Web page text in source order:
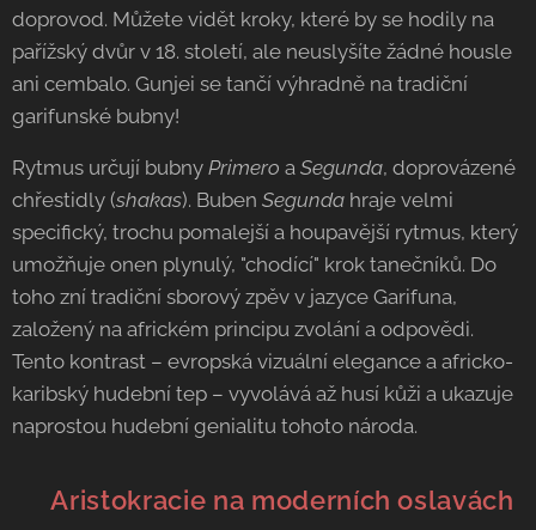
doprovod. Můžete vidět kroky, které by se hodily na
pařížský dvůr v 18. století, ale neuslyšíte žádné housle
ani cembalo. Gunjei se tančí výhradně na tradiční
garifunské bubny!
Rytmus určují bubny Primero a Segunda, doprovázené
chřestidly (shakas). Buben Segunda hraje velmi
specifický, trochu pomalejší a houpavější rytmus, který
umožňuje onen plynulý, "chodící" krok tanečníků. Do
toho zní tradiční sborový zpěv v jazyce Garifuna,
založený na africkém principu zvolání a odpovědi.
Tento kontrast – evropská vizuální elegance a africko-
karibský hudební tep – vyvolává až husí kůži a ukazuje
naprostou hudební genialitu tohoto národa.
🥂 Aristokracie na moderních oslavách